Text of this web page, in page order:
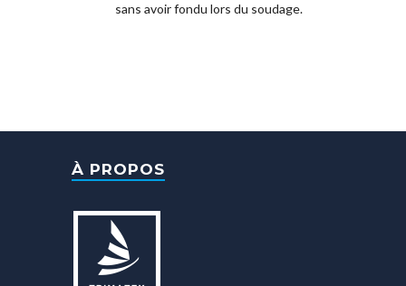
sans avoir fondu lors du soudage.
À PROPOS